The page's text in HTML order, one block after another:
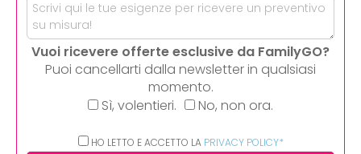
Vuoi ricevere offerte esclusive da FamilyGO?
Puoi cancellarti dalla newsletter in qualsiasi
momento.
Sì, volentieri.
No, non ora.
HO LETTO E ACCETTO LA PRIVACY POLICY*